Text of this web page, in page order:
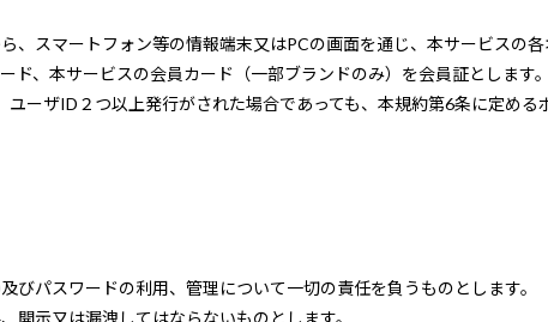
スマートフォン等の情報端末又はPCの画面を通じ、本サービスの
、本サービスの会員カード（一部ブランドのみ）を会員証とします。
ーザID２つ以上発行がされた場合であっても、本規約第6条に定める
パスワードの利用、管理について一切の責任を負うものとします。
示又は漏洩してはならないものとします。